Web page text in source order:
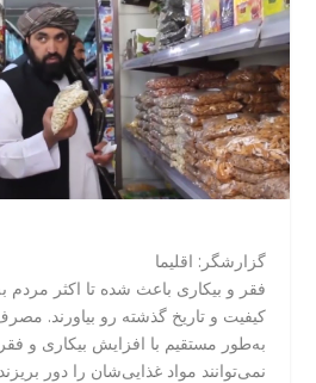
گزارشگر: اقلیما
فقر و بیکاری باعث شده تا اکثر
کیفیت و تاریخ گذشته رو بیاورند.
به‌طور مستقیم با افزایش بیکاری و
نمی‌توانند مواد غذایی‌شان را دور